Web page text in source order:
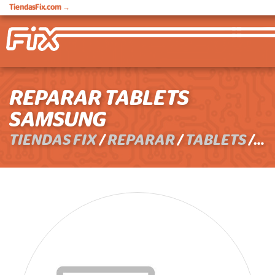
TiendasFix.com →
REPARAR TABLETS
SAMSUNG
TIENDAS FIX/REPARAR/TABLETS/ SAMSUNG